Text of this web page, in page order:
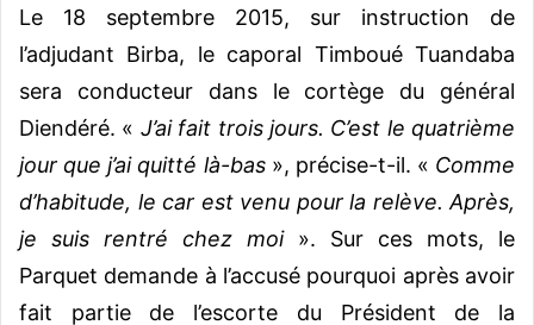
Le 18 septembre 2015, sur instruction de
l’adjudant Birba, le caporal Timboué Tuandaba
sera conducteur dans le cortège du général
Diendéré. « J’ai fait trois jours. C’est le quatrième
jour que j’ai quitté là-bas», précise-t-il. « Comme
d’habitude, le car est venu pour la relève. Après,
je suis rentré chez moi». Sur ces mots, le
Parquet demande à l’accusé pourquoi après avoir
fait partie de l’escorte du Président de la